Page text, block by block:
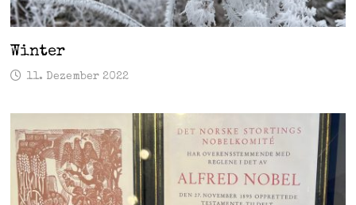
Winter
11. Dezember 2022